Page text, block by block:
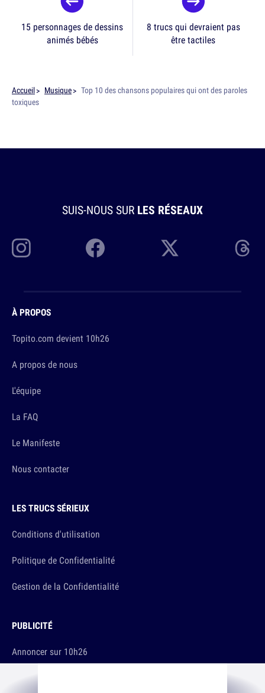
15 personnages de dessins
animés bébés
8 trucs qui devraient pas
être tactiles
Accueil Musique
Top 10 des chansons populaires qui ont des paroles
toxiques
SUIS-NOUS SUR LES RÉSEAUX
À PROPOS
Topito.com devient 10h26
A propos de nous
L'équipe
La FAQ
Le Manifeste
Nous contacter
LES TRUCS SÉRIEUX
Conditions d'utilisation
Politique de Confidentialité
Gestion de la Confidentialité
PUBLICITÉ
Annoncer sur 10h26